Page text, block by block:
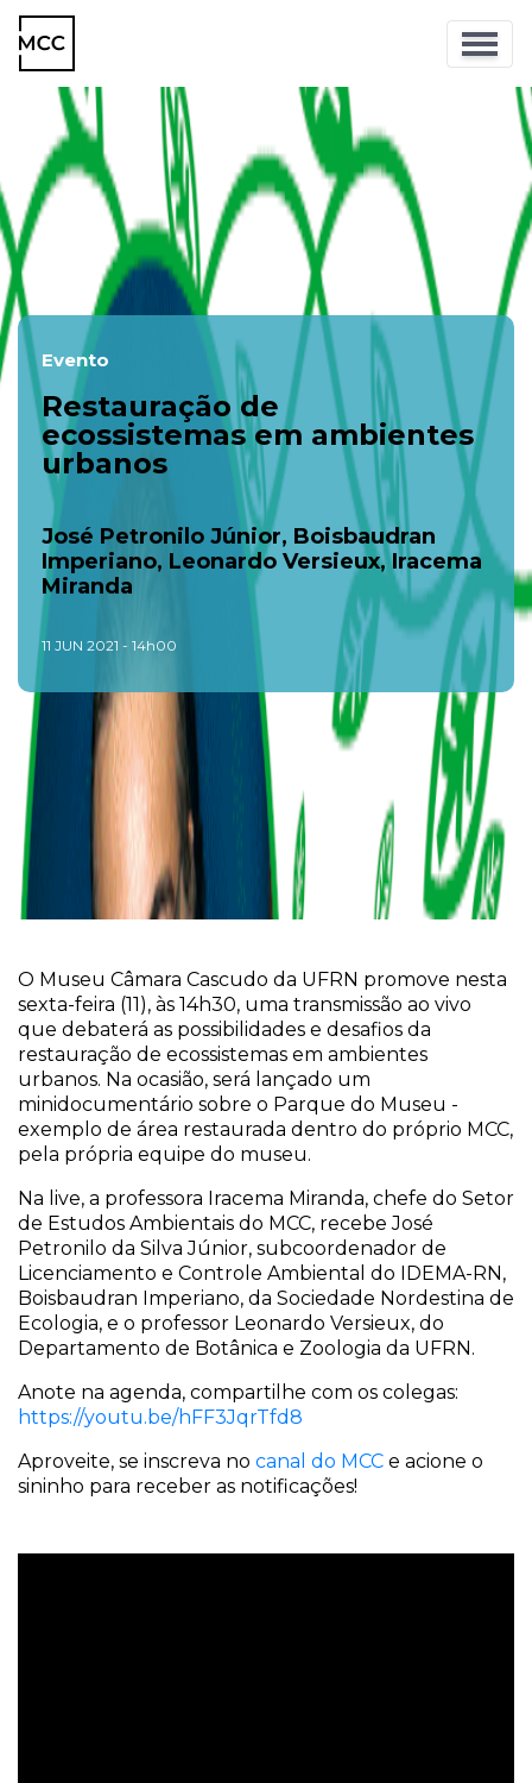
Evento
Restauração de
ecossistemas em ambientes
urbanos
José Petronilo Júnior, Boisbaudran
Imperiano, Leonardo Versieux, Iracema
Miranda
11 JUN 2021 - 14h00
O Museu Câmara Cascudo da UFRN promove nesta
sexta-feira (11), às 14h30, uma transmissão ao vivo
que debaterá as possibilidades e desafios da
restauração de ecossistemas em ambientes
urbanos. Na ocasião, será lançado um
minidocumentário sobre o Parque do Museu -
exemplo de área restaurada dentro do próprio MCC,
pela própria equipe do museu.
Na live, a professora Iracema Miranda, chefe do Setor
de Estudos Ambientais do MCC, recebe José
Petronilo da Silva Júnior, subcoordenador de
Licenciamento e Controle Ambiental do IDEMA-RN,
Boisbaudran Imperiano, da Sociedade Nordestina de
Ecologia, e o professor Leonardo Versieux, do
Departamento de Botânica e Zoologia da UFRN.
Anote na agenda, compartilhe com os colegas:
https://youtu.be/hFF3JqrTfd8
Aproveite, se inscreva no canal do MCC e acione o
sininho para receber as notificações!